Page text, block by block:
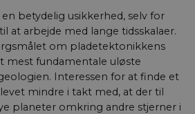
betydelig usikkerhed, selv for
at arbejde med lange tidsskalaer.
om pladetektonikkens
mest fundamentale uløste
Interessen for at finde et
mindre i takt med, at der til
planeter omkring andre stjerner i